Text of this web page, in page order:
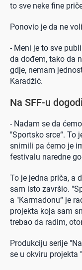
to sve neke fine
Ponovio je da ne
- Meni je to sve
da dođem, tako da
gdje, nemam
Karadžić.
Na SFF-u
- Nadam se da
"Sportsko srce“. To
snimili pa ćemo je
festivalu naredne
To je jedna priča, a
sam isto završio.
a "Karmadonu“ je
projekta koja sam
trebao da radim,
Produkciju serije
se u okviru projekta